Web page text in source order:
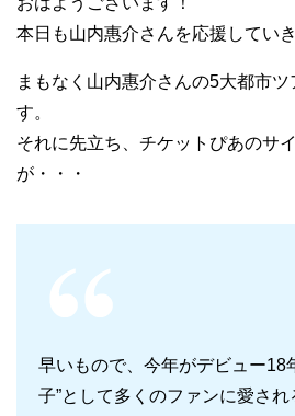
本日も山内惠介さんを応援してい
まもなく山内惠介さんの5大都市ツ
す。
それに先立ち、チケットぴあのサ
が・・・
早いもので、今年がデビュー18
子”として多くのファンに愛さ